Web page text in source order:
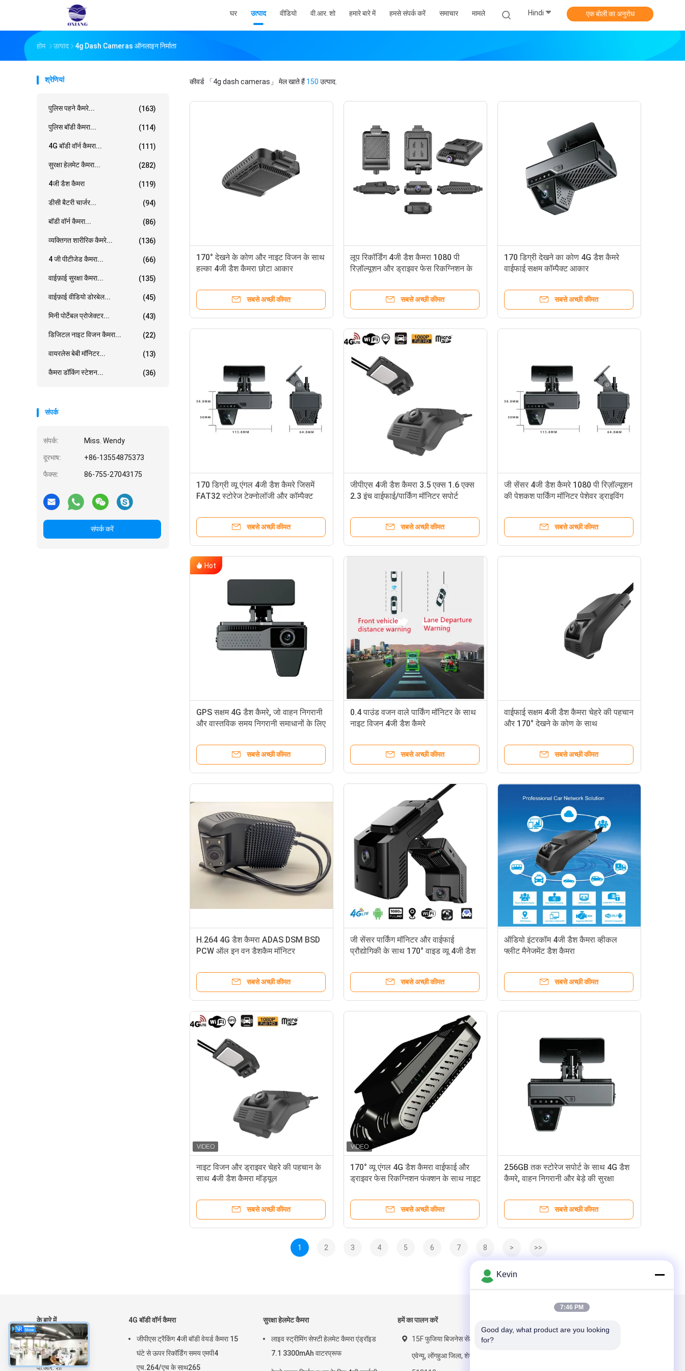
घर उत्पाद वीडियो वी.आर. शो हमारे बारे में हमसे संपर्क करें समाचार मामले Hindi एक बोली का अनुरोध
होम उत्पाद 4g Dash Cameras ऑनलाइन निर्माता
श्रेणियां
पुलिस पहने कैमरे... (163)
पुलिस बॉडी कैमरा... (114)
4G बॉडी वॉर्न कैमरा... (111)
सुरक्षा हेलमेट कैमरा... (282)
4जी डैश कैमरा (119)
डीसी बैटरी चार्जर... (94)
बॉडी वॉर्न कैमरा... (86)
व्यक्तिगत शारीरिक कैमरे... (136)
4 जी पीटीजेड कैमरा... (66)
वाईफ़ाई सुरक्षा कैमरा... (135)
वाईफ़ाई वीडियो डोरबेल... (45)
मिनी पोर्टेबल प्रोजेक्टर... (43)
डिजिटल नाइट विजन कैमरा... (22)
वायरलेस बेबी मॉनिटर... (13)
कैमरा डॉकिंग स्टेशन... (36)
संपर्क
संपर्क: Miss. Wendy
दूरभाष: +86-13554875373
फैक्स: 86-755-27043175
संपर्क करें
कीवर्ड 「4g dash cameras」 मेल खाते हैं150 उत्पाद.
170° देखने के कोण और नाइट विजन के साथ
हल्का 4जी डैश कैमरा छोटा आकार
सबसे अच्छी कीमत
लूप रिकॉर्डिंग 4जी डैश कैमरा 1080 पी
रिज़ॉल्यूशन और ड्राइवर फेस रिकग्निशन के
सबसे अच्छी कीमत
170 डिग्री देखने का कोण 4G डैश कैमरे
वाईफाई सक्षम कॉम्पैक्ट आकार
और वाहन निगरानी के लिए आदर्श
सबसे अच्छी कीमत
170 डिग्री व्यू एंगल 4जी डैश कैमरे जिसमें
FAT32 स्टोरेज टेक्नोलॉजी और कॉम्पैक्ट
निगरानी के लिए उपयुक्त है
सबसे अच्छी कीमत
जीपीएस 4जी डैश कैमरा 3.5 एक्स 1.6 एक्स
2.3 इंच वाईफाई/पार्किंग मॉनिटर सपोर्ट
सबसे अच्छी कीमत
जी सेंसर 4जी डैश कैमरे 1080 पी रिज़ॉल्यूशन
की पेशकश पार्किंग मॉनिटर पेशेवर ड्राइविंग
सबसे अच्छी कीमत
Hot
GPS सक्षम 4G डैश कैमरे, जो वाहन निगरानी
और वास्तविक समय निगरानी समाधानों के लिए
सबसे अच्छी कीमत
0.4 पाउंड वजन वाले पार्किंग मॉनिटर के साथ
नाइट विजन 4जी डैश कैमरे
सबसे अच्छी कीमत
वाईफाई सक्षम 4जी डैश कैमरा चेहरे की पहचान
और 170° देखने के कोण के साथ
सबसे अच्छी कीमत
H.264 4G डैश कैमरा ADAS DSM BSD
PCW ऑल इन वन डैशकैम मॉनिटर
सबसे अच्छी कीमत
जी सेंसर पार्किंग मॉनिटर और वाईफाई
प्रौद्योगिकी के साथ 170° वाइड व्यू 4जी डैश
सबसे अच्छी कीमत
ऑडियो इंटरकॉम 4जी डैश कैमरा व्हीकल
फ्लीट मैनेजमेंट डैश कैमरा
सबसे अच्छी कीमत
नाइट विजन और ड्राइवर चेहरे की पहचान के
साथ 4जी डैश कैमरा मॉड्यूल
सबसे अच्छी कीमत
170° व्यू एंगल 4G डैश कैमरा वाईफाई और
ड्राइवर फेस रिकग्निशन फंक्शन के साथ नाइट
सबसे अच्छी कीमत
256GB तक स्टोरेज सपोर्ट के साथ 4G डैश
कैमरे, वाहन निगरानी और बेड़े की सुरक्षा
हैं
सबसे अच्छी कीमत
1 2 3 4 5 6 7 8 > >>
के बारे में
घर
उत्पाद
वी.आर. शो
4G बॉडी वॉर्न कैमरा
जीपीएस ट्रैकिंग 4जी बॉडी वेयर्ड कैमरा 15
घंटे से ऊपर रिकॉर्डिंग समय एमपी4
एच.264/एच के साथ265
सुरक्षा हेलमेट कैमरा
लाइव स्ट्रीमिंग सेफ्टी हेलमेट कैमरा एंड्रॉइड
7.1 3300mAh वाटरप्रूफ
हमें का पालन करें
15F फुजिया बिजनेस सेंटर, गुआनलान
एवेन्यू, लोंगहुआ जिला, शेनझेन, चीन
Kevin
7:46 PM
Good day, what product are you looking
for?